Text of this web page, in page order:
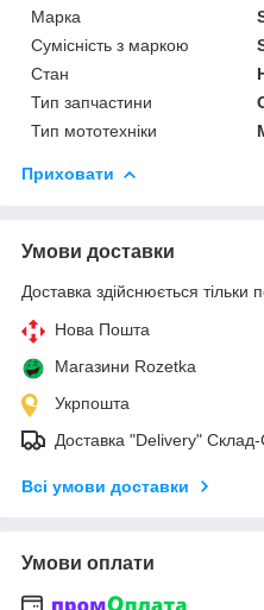
Марка
Сумісність з маркою
Стан
Тип запчастини
Тип мототехніки
Приховати
Умови доставки
Доставка здійснюється тільки
Нова Пошта
Магазини Rozetka
Укрпошта
Доставка "Delivery"
Всі умови доставки
Умови оплати